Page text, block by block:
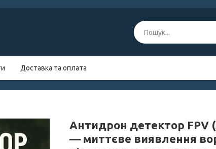
Доставка та оплата
Антидрон детектор FPV
— миттєве виявлення